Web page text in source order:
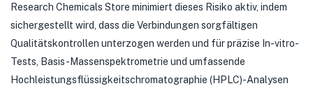
Research Chemicals Store minimiert dieses Risiko aktiv, indem
sichergestellt wird, dass die Verbindungen sorgfältigen
Qualitätskontrollen unterzogen werden und für präzise In-vitro-
Tests, Basis-Massenspektrometrie und umfassende
Hochleistungsflüssigkeitschromatographie (HPLC)-Analysen